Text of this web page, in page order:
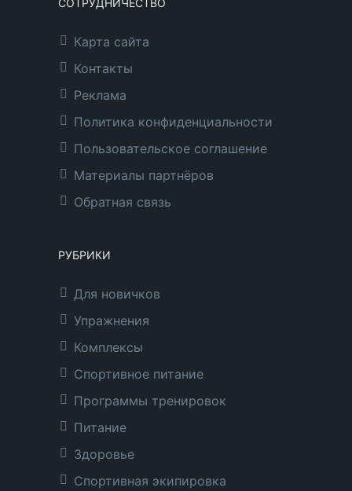
СОТРУДНИЧЕСТВО
Карта сайта
Контакты
Реклама
Политика конфиденциальности
Пользовательское соглашение
Материалы партнёров
Обратная связь
РУБРИКИ
Для новичков
Упражнения
Комплексы
Спортивное питание
Программы тренировок
Питание
Здоровье
Спортивная экипировка